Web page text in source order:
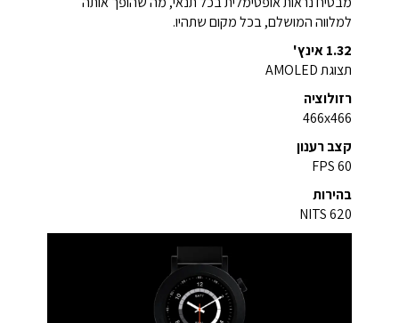
למלווה המושלם, בכל מקום שתהיו.
1.32 אינץ'
תצוגת AMOLED
רזולוציה
466x466
קצב רענון
60 FPS
בהירות
620 NITS